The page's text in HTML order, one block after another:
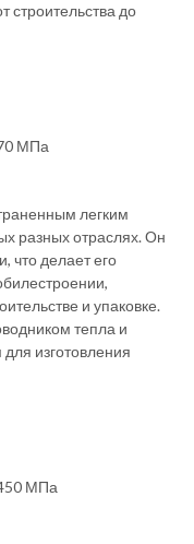
строительства до
МПа
легким
разных отраслях. Он
что делает его
и упаковке.
тепла и
изготовления
МПа